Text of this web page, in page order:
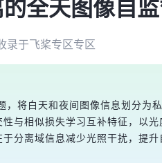
全天图像自
录于飞桨专区 专区
将白天和夜间图像信息划分为
与相似损失学习互补特征，以
分离域信息减少光照干扰，提升